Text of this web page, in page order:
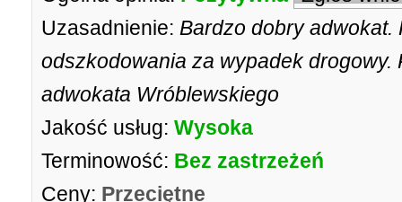
Uzasadnienie: Bardzo dobry adwokat.
odszkodowania za wypadek drogowy.
adwokata Wróblewskiego
Jakość usług: Wysoka
Terminowość: Bez zastrzeżeń
Ceny: Przeciętne